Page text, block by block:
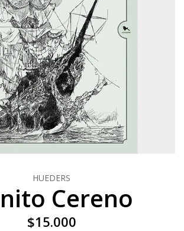
HUEDERS
Cereno
$15.000